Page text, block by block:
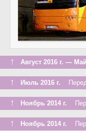
↑ Август 2016 г. —
↑ Июль 2016 г.
↑ Ноябрь 2014 г.
↑ Ноябрь 2014 г.